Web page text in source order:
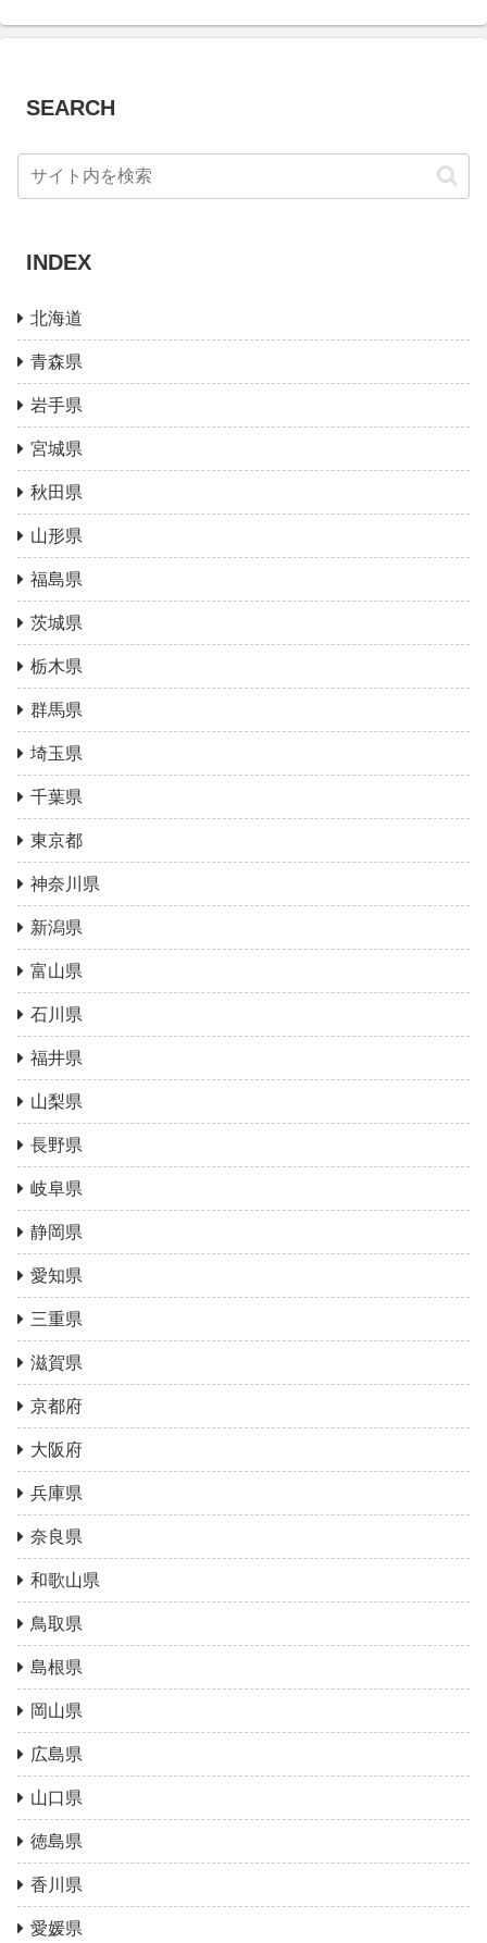
SEARCH
INDEX
北海道
青森県
岩手県
宮城県
秋田県
山形県
福島県
茨城県
栃木県
群馬県
埼玉県
千葉県
東京都
神奈川県
新潟県
富山県
石川県
福井県
山梨県
長野県
岐阜県
静岡県
愛知県
三重県
滋賀県
京都府
大阪府
兵庫県
奈良県
和歌山県
鳥取県
島根県
岡山県
広島県
山口県
徳島県
香川県
愛媛県